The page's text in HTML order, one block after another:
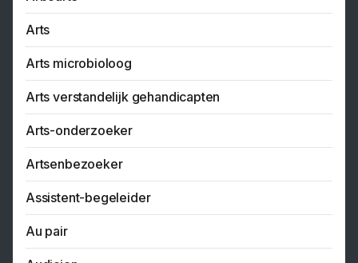
Arts
Arts microbioloog
Arts verstandelijk gehandicapten
Arts-onderzoeker
Artsenbezoeker
Assistent-begeleider
Au pair